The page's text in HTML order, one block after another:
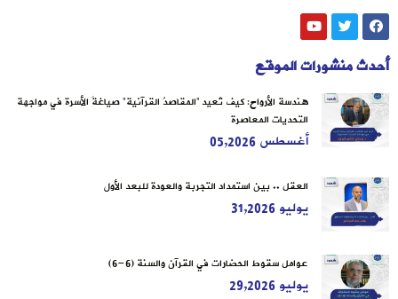
أحدث منشورات الموقع
هندسة الأرواح: كيف تُعيد “المقاصدُ القرآنية” صياغةَ الأسرة في مواجهة
التحديات المعاصرة
أغسطس 05,2026
العقل .. بين استمداد التجربة والعودة للبعد الأول
يوليو 31,2026
عوامل سقوط الحضارات في القرآن والسنة (6-6)
يوليو 29,2026